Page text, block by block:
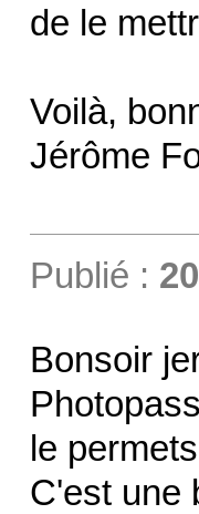
de le
Voilà,
Jérôme
Publié :
Bonsoir
le
C'est une